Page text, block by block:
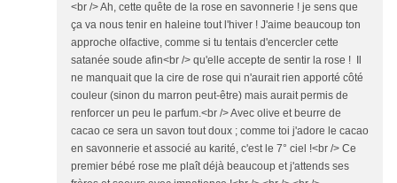
<br /> Ah, cette quête de la rose en savonnerie ! je sens que
ça va nous tenir en haleine tout l'hiver ! J'aime beaucoup ton
approche olfactive, comme si tu tentais d'encercler cette
satanée soude afin<br /> qu'elle accepte de sentir la rose ! Il
ne manquait que la cire de rose qui n'aurait rien apporté côté
couleur (sinon du marron peut-être) mais aurait permis de
renforcer un peu le parfum.<br /> Avec olive et beurre de
cacao ce sera un savon tout doux ; comme toi j'adore le cacao
en savonnerie et associé au karité, c'est le 7° ciel !<br /> Ce
premier bébé rose me plaît déjà beaucoup et j'attends ses